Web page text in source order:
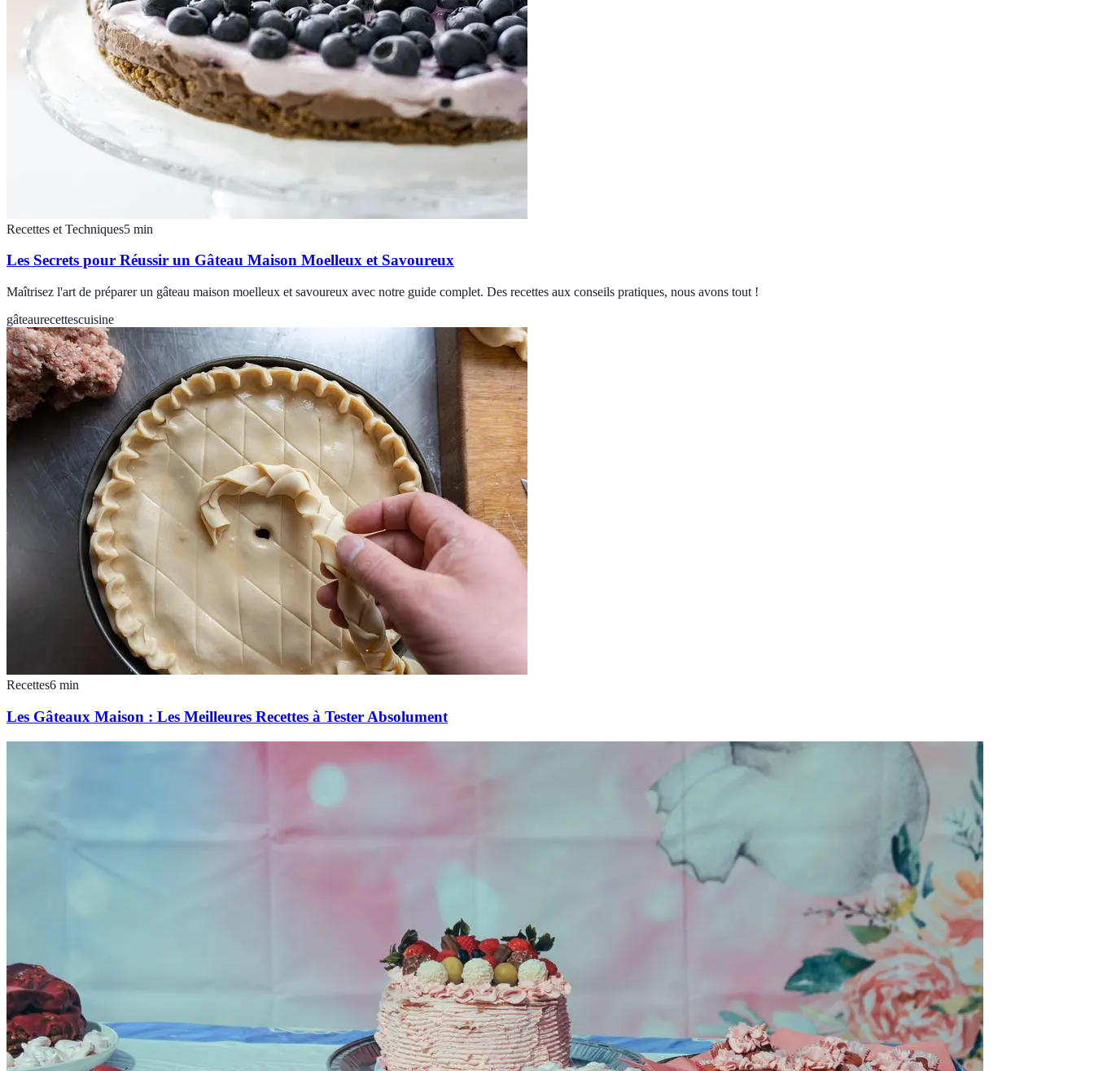
Recettes et Techniques5 min
Les Secrets pour Réussir un Gâteau Maison Moelleux et Savoureux
Maîtrisez l'art de préparer un gâteau maison moelleux et savoureux avec notre guide complet. Des recettes aux conseils pratiques, nous avons tout !
gâteaurecettescuisine
Recettes6 min
Les Gâteaux Maison : Les Meilleures Recettes à Tester Absolument